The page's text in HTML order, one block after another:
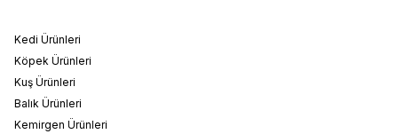
Kedi Ürünleri
Köpek Ürünleri
Kuş Ürünleri
Balık Ürünleri
Kemirgen Ürünleri